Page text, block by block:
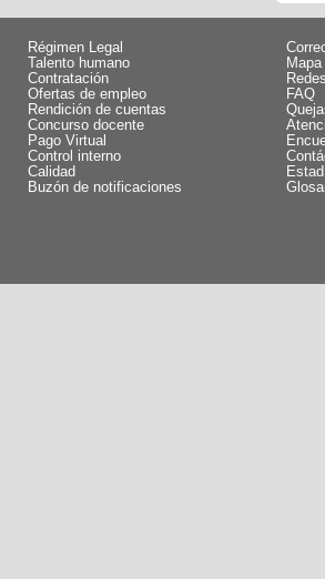
Régimen Legal
Talento humano
Contratación
Ofertas de empleo
Rendición de cuentas
Concurso docente
Pago Virtual
Control interno
Calidad
Buzón de notificaciones
FAQ